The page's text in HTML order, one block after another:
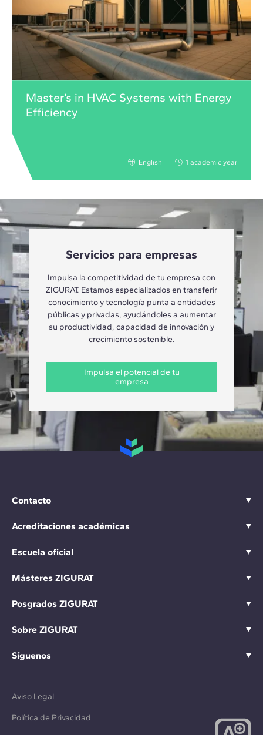
Master’s in HVAC Systems with Energy
Efficiency
English 1 academic year
Servicios para empresas
Impulsa la competitividad de tu empresa con
ZIGURAT. Estamos especializados en transferir
conocimiento y tecnología punta a entidades
públicas y privadas, ayudándoles a aumentar
su productividad, capacidad de innovación y
crecimiento sostenible.
Impulsa el potencial de tu
empresa
Contacto
Acreditaciones académicas
Escuela oficial
Másteres ZIGURAT
Posgrados ZIGURAT
Sobre ZIGURAT
Síguenos
Aviso Legal
Política de Privacidad